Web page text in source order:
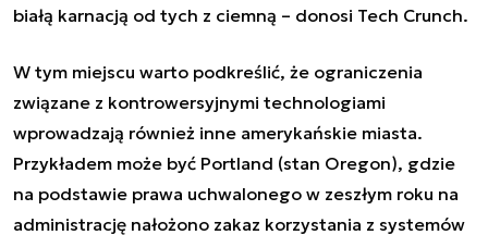
białą karnacją od tych z ciemną – donosi Tech Crunch.
W tym miejscu warto podkreślić, że ograniczenia
związane z kontrowersyjnymi technologiami
wprowadzają również inne amerykańskie miasta.
Przykładem może być Portland (stan Oregon), gdzie
na podstawie prawa uchwalonego w zeszłym roku na
administrację nałożono zakaz korzystania z systemów